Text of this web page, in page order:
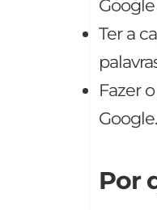
Ter a
Fazer
Google.
Por